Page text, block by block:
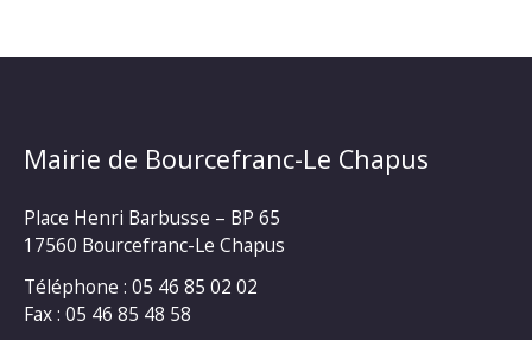
Mairie de Bourcefranc-Le Chapus
Place Henri Barbusse – BP 65
17560 Bourcefranc-Le Chapus
Téléphone : 05 46 85 02 02
Fax : 05 46 85 48 58